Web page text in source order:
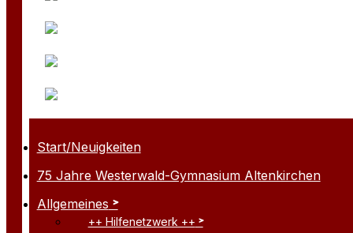
Start/Neuigkeiten
75 Jahre Westerwald-Gymnasium Altenkirchen
Allgemeines
++ Hilfenetzwerk ++